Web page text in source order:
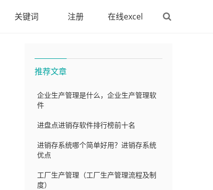
关键词 注册 在线excel
推荐文章
企业生产管理是什么，企业生产管理软
件
进盘点进销存软件排行榜前十名
进销存系统哪个简单好用？进销存系统
优点
工厂生产管理（工厂生产管理流程及制
度）